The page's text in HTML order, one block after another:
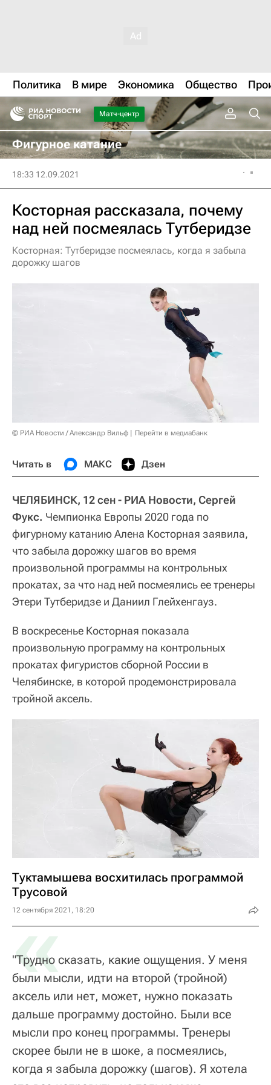
Политика В мире Экономика Общество
Матч-центр
Фигурное катание
18:33 12.09.2021
Косторная рассказала, почему
над ней посмеялась Тутберидзе
Косторная: Тутберидзе посмеялась, когда я забыла
дорожку шагов
© РИА Новости / Александр Вильф Перейти в медиабанк
Читать в МАКС Дзен
ЧЕЛЯБИНСК, 12 сен - РИА Новости, Сергей
Фукс. Чемпионка Европы 2020 года по
фигурному катанию Алена Косторная заявила,
что забыла дорожку шагов во время
произвольной программы на контрольных
прокатах, за что над ней посмеялись ее тренеры
Этери Тутберидзе и Даниил Глейхенгауз.
В воскресенье Косторная показала
произвольную программу на контрольных
прокатах фигуристов сборной России в
Челябинске, в которой продемонстрировала
тройной аксель.
Туктамышева восхитилась программой
Трусовой
12 сентября 2021, 18:20
«
"Трудно сказать, какие ощущения. У меня
были мысли, идти на второй (тройной)
аксель или нет, может, нужно показать
дальше программу достойно. Были все
мысли про конец программы. Тренеры
скорее были не в шоке, а посмеялись,
когда я забыла дорожку (шагов). Я хотела